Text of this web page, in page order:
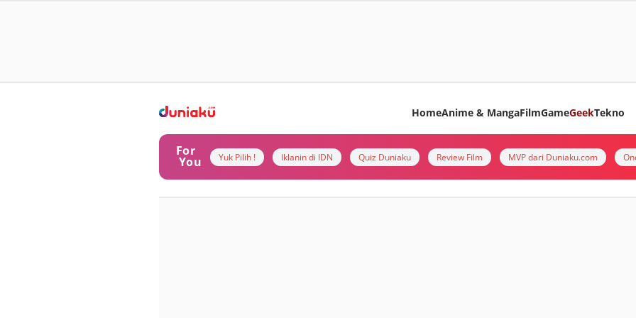
HomeAnime & MangaFilmGameGeekTekno
For
You Yuk Pilih ! Iklanin di IDN Quiz Duniaku Review Film MVP dari Duniaku.com